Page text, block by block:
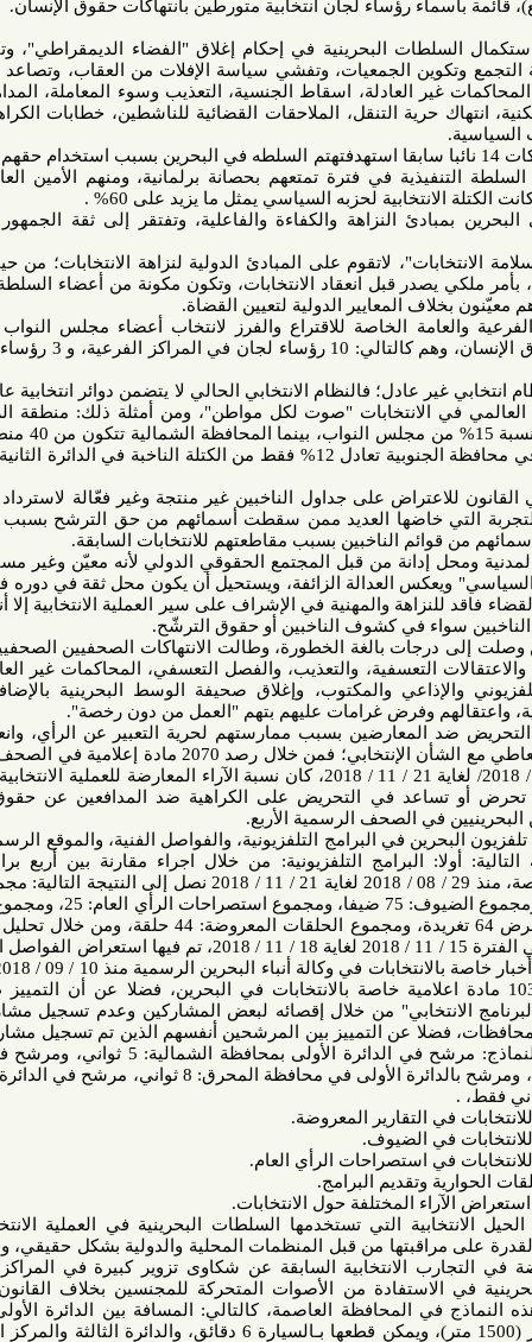
رؤساء لجان انتخابية متورطين بانتهاكات حقوق الإنسان.
البحرينية في إحكام إغلاق "الفضاء الديمقراطي"، وتقييد حرية
الجمعيات، وتفشي سياسة الإفلات من العقاب، وتصاعد الانتهاكات
العادلة، اسقاط الجنسية، التعذيب وسوء المعاملة، المداهمات غير
حرية التنقل، الملاحقات القضائية للناشطين، خطابات الكراهية، القتل
الحملات الأمنية والانتهاكات 14 نائبا سابقا استهدفتهتم السلطه في البحرين بسبب استخدام حقهم في الرأي
في فترة تمتعهم بحصانة برلمانية، ومنهم الأمين العام لجمعية
لحزبه السياسي يمثل ما يزيد على 60% .
النزاهة والكفاءة والفاعلية، وتفتقر إلى ثقة الجمهور والأحزاب
لاتقوم على المبادئ الدولية لنزاهة الانتخابات؛ من حيث طريقة
يصدر قبل انعقاد الانتخابات، وتكون مكونة من أعضاء السلطة التنفيذية
المعايير الدولية لتعيين القضاة.
الخاصة للاقتراع والفرز لانتخاب أعضاء مجلس النواب متورطين
بانتهاكات جسيمة في مجال حقوق الإنسان، وهم كالتالي: 10 رؤساء لجان في المراكز الفرعية، و 3 رؤساء لجان في
عادل؛ فالنظام الانتخابي الحالي لا يتضمن دوائر انتخابية عادلة تحقق
الانتخابات "صوت لكل مواطن"، ومن أمثلة ذلك: منطقة الرفاع التي
تفرز 6 مقاعد نيابية وتتحكم في نسبة 15% من مجلس النواب، بينما المحافظة الشمالية تتكون من 40 منطقة وتفرز
12 نائبا فقط، والدائرة العاشرة في محافظة الجنوبية تعادل 12% فقط من الكتلة الناخبة في الدائرة الثانية عشر في
على جداول الناخبين غير منتجة وغير فعّالة لاسترداد الحق في
خاضها العديد ممن سقطت أسمائهم من حق الترشح بسبب انتمائاتهم
الناخبين بسبب مقاطعتهم للانتخابات السابقة.
إدانة من قبل المجتمع الحقوقي الدولي لأنه معيّن وغير مستقل ولديه
العدالة الزائفة، ويستحيل أن يكون محل ثقة في دوره في العملية
والمهنية في الإشراف على سير العملية الانتخابية إلا أنه عجز أن
في كشوف الناخبين أو حقوق الترشّح.
بالغة الخطورة، وطالت الانتهاكات الصحفيين الصحفيين فمنهم:
التعسفية، والتعذيب، والفصل التعسفي، المحاكمات غير العادلة، فضلا
والمكتوب، وإغلاق صحيفة الوسط البحرينية بالإضافة لسحب
وفرض غرامات عليهم بتهم "العمل من دون رخصة".
المعارضين بسبب ممارستهم لحرية التعبير عن الرأي، وانعكس ذلك
على أداء الإعلام الرسمي في التعاطي مع الشأن الإنتخابي؛ فمن خلال رصد 2070 مادة إعلامية في الصحف الرسمية
الأربع في الفترة ما بين 202/ 10 / 2018/ لغاية 21 / 11 / 2018، كان نسبة الآراء المعارضة للعملية الانتخابية فيها 0%،
أو تساعد في التحريض على الكراهية ضد المدافعين عن حقوق الإنسان
في الصحف الرسمية الأربع.
في البرامج التلفزيونية، والفواصل الفنية، والموقع الرسمي لوكالة
البرامج التلفزيونية: من خلال اجراء مقارنة بين أربع برامج خاصة
بالانتخابات أو تضمنت حلقات خاصة، منذ 29 / 08 / 2018 لغاية 21 / 11 / 2018 نصل إلى النتيجة التالية: مجموع المدة
الزمنية للبرامج: 945:02 دقيقة، ومجموع الضيوف: 75 ضيفا، ومجموع استصراحات الرأي العام: 25، ومجموع التقارير:
32، بالإضافة إلى 13 تقريرا استعرض 64 تغريدة، ومجموع الحلقات المعروضة: 44 حلقة، ومن خلال تحليل 14 فاصل
فني عن الانتخابات تم عرضهم في الفترة 15 / 11 / 2018 لغاية 18 / 11 / 2018، تم فيها استعراض الفواصل الفنية 243
مرة، ومن خلال رصد ما نشر من أخبار خاصة بالانتخابات في وكالة أنباء البحرين الرسمية منذ 10 / 09 / 2018 لغاية 21
خلالها نشر 103 مادة اعلامية خاصة بالانتخابات في البحرين، فضلا عن أن التمييز طال حتى
من خلال إقصائه لبعض المشاركين وعدم تسجيل مشاركات لهم
عن التمييز بين المرشحين أنفسهم الذين تم تسجيل مشاركاتهم في
الوقت المتاح لهم، وهذه بعض النماذج: مرشح في الدائرة الأولى بمحافظة الشمالية: 5 ثواني، ومرشح في الدائرة
الأولى بمحافظة الجنوبية 7 ثواني، ومرشح بالدائرة الأولى في محافظة المحرق: 8 ثواني، مرشح في الدائرة السادسة
التي تستخدمها السلطات البحرينية في العملية الانتخابية وتثير
من قبل المنظمات المحلية والدولية بشكل حقيقي، وقد تحدثت
الانتخابية السابقة عن شكاوى تزوير كبيرة في المراكز الانتخابية
من الأصوات المتحركة للمجنسين بخلاف القانون في هذه
المحافظة العاصمة، كالتالي: المسافة بين الدائرة الأولى والمركز
العام – المعهد الديني في الجفير (1500 متر)، ويمكن قطعها بـالسيارة 6 دقائق، والدائرة الثالثة والمركز العام (850